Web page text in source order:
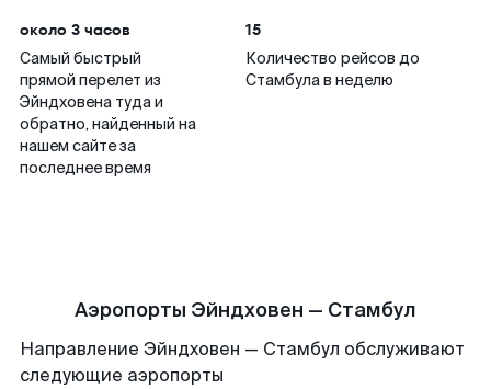
около 3 часов
Самый быстрый
прямой перелет из
Эйндховена туда и
обратно, найденный на
нашем сайте за
последнее время
15
Количество рейсов до
Стамбула в неделю
Аэропорты Эйндховен — Стамбул
Направление Эйндховен — Стамбул обслуживают
следующие аэропорты